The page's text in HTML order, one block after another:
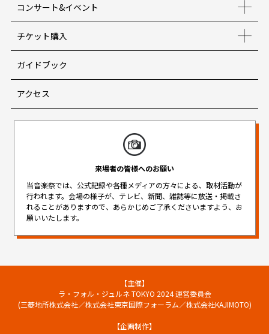
コンサート&イベント
チケット購入
ガイドブック
アクセス
来場者の皆様へのお願い
当音楽祭では、公式記録や各種メディアの方々による、取材活動が
行われます。 会場の様子が、テレビ、新聞、雑誌等に放送・掲載さ
れることがありますので、 あらかじめご了承くださいますよう、お
願いいたします。
【主催】
ラ・フォル・ジュルネ TOKYO 2024 運営委員会
(三菱地所株式会社／株式会社東京国際フォーラム／株式会社KAJIMOTO)
【企画制作】